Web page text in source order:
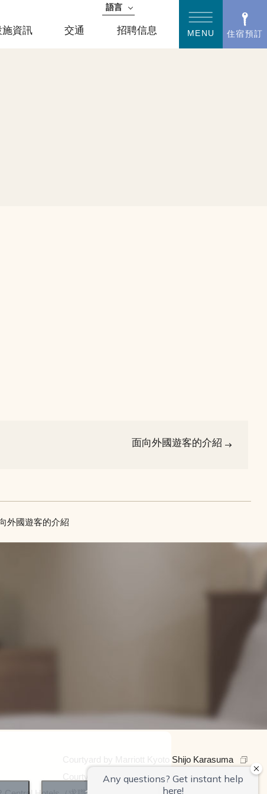
施資訊 交通 招聘信息 MENU 住宿預訂
語言
English
面向外國遊客的介紹
外國遊客的介紹
Courtyard by Marriott Kyoto Shijo Karasuma
Courtyard by Marriott Kyoto Station
全部接受